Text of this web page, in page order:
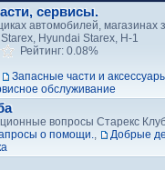
сервисы.
автомобилей, магазинах
Hyundai Starex, H-1
Рейтинг: 0.08%
Запасные части и
обслуживание
вопросы Старекс
о помощи.,
Добрые